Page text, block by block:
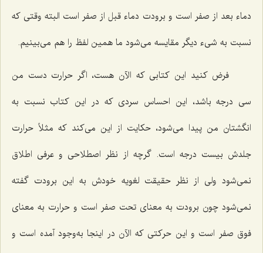
دماء بعد از صفر است و برودت دماء قبل از صفر است البته وقتى که
نسبت به شیء دیگر مقایسه مى‌شود ما همین لفظ را هم مى‌بینیم.
فرض کنید این کتابى که الآن هست، اگر حرارت دست من
سى درجه باشد، این احساس سردى که در این کتاب نسبت به
انگشتان من پیدا مى‌شود، حکایت از این مى‌کند که مثلاً حرارت
جلدش بیست درجه است. گرچه از نظر اصطلاحی و عرفى اطلاق
نمى‌شود ولى از نظر حقیقت لغویه خودش به این برودت گفته
نمى‌شود چون برودت به معناى تحت صفر است و حرارت به معناى
فوق صفر است و این حرکتى که الآن در اینجا به‌وجود آمده است و